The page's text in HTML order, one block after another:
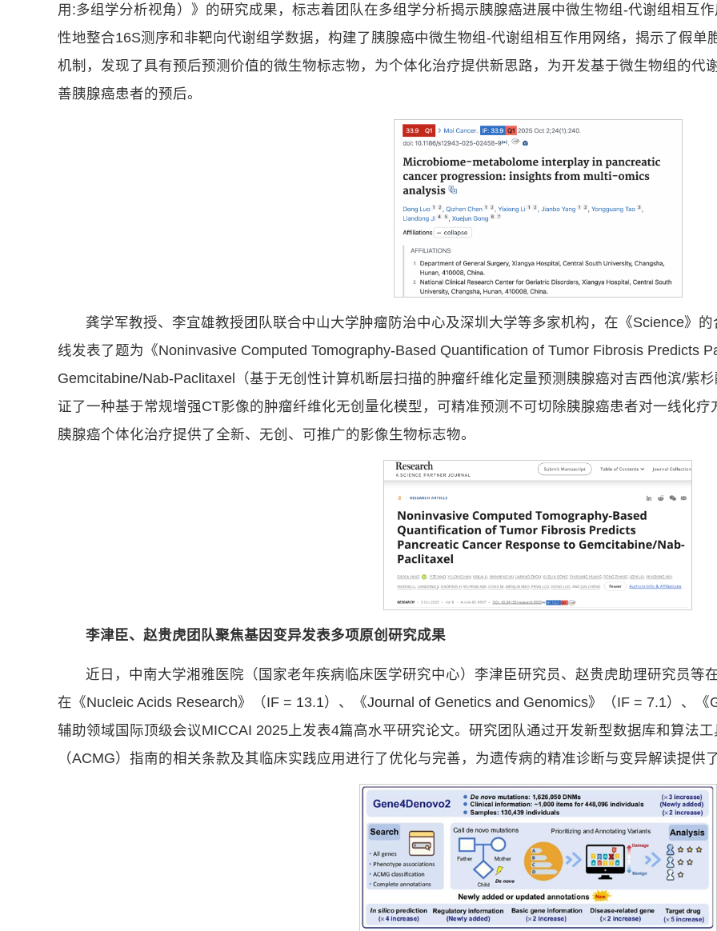
用:多组学分析视角）》的研究成果，标志着团队在多组学分析揭示胰腺癌进展中微生物组-代谢组相互
性地整合16S测序和非靶向代谢组学数据，构建了胰腺癌中微生物组-代谢组相互作用网络，揭示了假单
机制，发现了具有预后预测价值的微生物标志物，为个体化治疗提供新思路，为开发基于微生物组的代
善胰腺癌患者的预后。
龚学军教授、李宜雄教授团队联合中山大学肿瘤防治中心及深圳大学等多家机构，在《Science》
线发表了题为《Noninvasive Computed Tomography-Based Quantification of Tumor Fibrosis Predicts
Gemcitabine/Nab-Paclitaxel（基于无创性计算机断层扫描的肿瘤纤维化定量预测胰腺癌对吉西他滨/紫
证了一种基于常规增强CT影像的肿瘤纤维化无创量化模型，可精准预测不可切除胰腺癌患者对一线化
胰腺癌个体化治疗提供了全新、无创、可推广的影像生物标志物。
李津臣、 赵贵虎团队聚焦基因变异发表多项原创研究成果
近日，中南大学湘雅医院（国家老年疾病临床医学研究中心）李津臣研究员、赵贵虎助理研究员等
在《Nucleic Acids Research》（IF = 13.1）、《Journal of Genetics and Genomics》（IF = 7.1）、
辅助领域国际顶级会议MICCAI 2025上发表4篇高水平研究论文。研究团队通过开发新型数据库和算法
（ACMG）指南的相关条款及其临床实践应用进行了优化与完善，为遗传病的精准诊断与变异解读提供